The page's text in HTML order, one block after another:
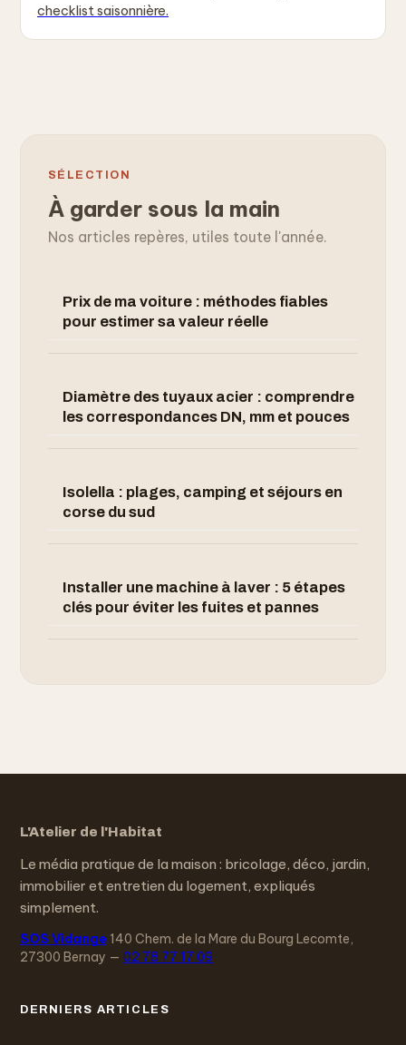
checklist saisonnière.
SÉLECTION
À garder sous la main
Nos articles repères, utiles toute l'année.
Prix de ma voiture : méthodes fiables
pour estimer sa valeur réelle
Diamètre des tuyaux acier : comprendre
les correspondances DN, mm et pouces
Isolella : plages, camping et séjours en
corse du sud
Installer une machine à laver : 5 étapes
clés pour éviter les fuites et pannes
L'Atelier de l'Habitat
Le média pratique de la maison : bricolage, déco, jardin,
immobilier et entretien du logement, expliqués
simplement.
SOS Vidange 140 Chem. de la Mare du Bourg Lecomte,
27300 Bernay — 02 78 77 17 09
DERNIERS ARTICLES